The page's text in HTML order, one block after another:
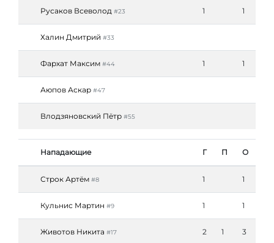
Русаков Всеволод #23 1 1
Халин Дмитрий #33
Фархат Максим #44 1 1
Аюпов Аскар #47
Влодзяновский Пётр #55
Нападающие Г П О
Строк Артём #8 1 1
Кульнис Мартин #9 1 1
Животов Никита #17 2 1 3